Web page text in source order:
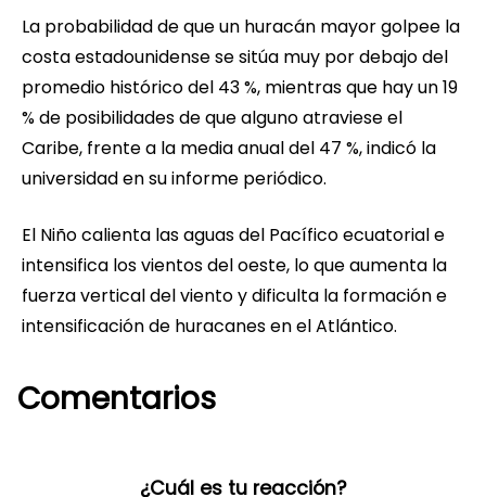
La probabilidad de que un huracán mayor golpee la
costa estadounidense se sitúa muy por debajo del
promedio histórico del 43 %, mientras que hay un 19
% de posibilidades de que alguno atraviese el
Caribe, frente a la media anual del 47 %, indicó la
universidad en su informe periódico.
El Niño calienta las aguas del Pacífico ecuatorial e
intensifica los vientos del oeste, lo que aumenta la
fuerza vertical del viento y dificulta la formación e
intensificación de huracanes en el Atlántico.
Comentarios